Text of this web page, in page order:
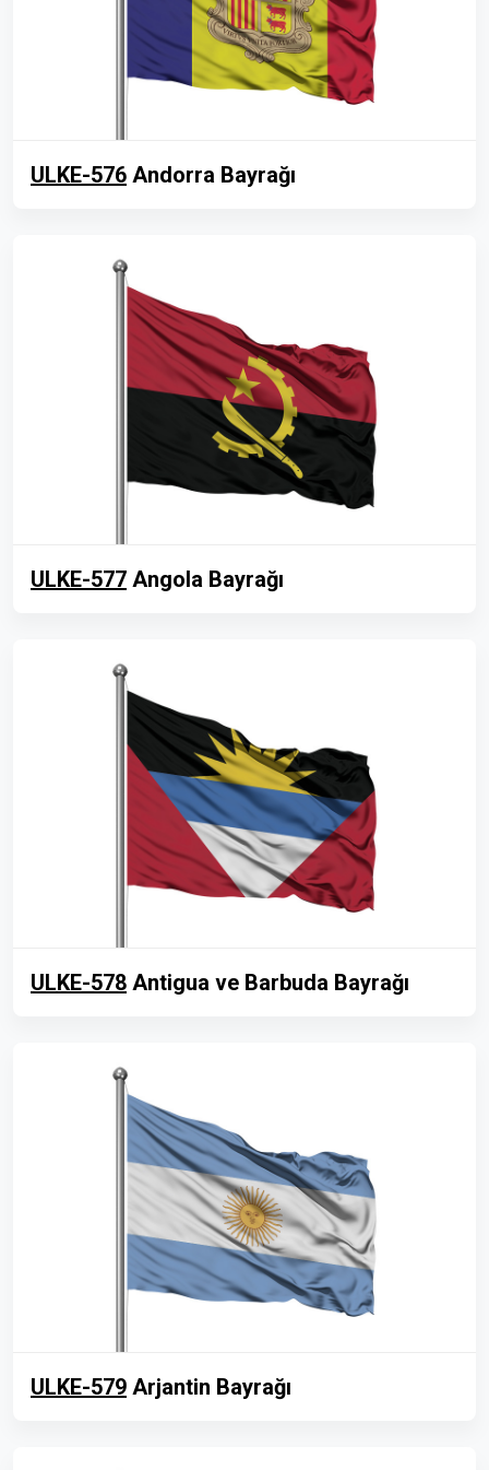
ULKE-576 Andorra Bayrağı
ULKE-577 Angola Bayrağı
ULKE-578 Antigua ve Barbuda Bayrağı
ULKE-579 Arjantin Bayrağı